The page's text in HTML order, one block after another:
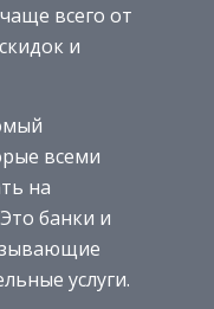
всего от
и
всеми
на
банки и
услуги.